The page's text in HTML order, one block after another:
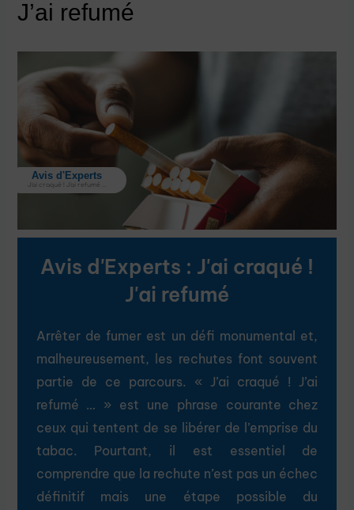
J’ai refumé
Avis d'Experts
J'ai craqué ! J'ai refumé ...
Avis d'Experts : J'ai craqué !
J'ai refumé
Arrêter de fumer est un défi monumental et,
malheureusement, les rechutes font souvent
partie de ce parcours. « J’ai craqué ! J’ai
refumé … » est une phrase courante chez
ceux qui tentent de se libérer de l’emprise du
tabac. Pourtant, il est essentiel de
comprendre que la rechute n’est pas un échec
définitif mais une étape possible du